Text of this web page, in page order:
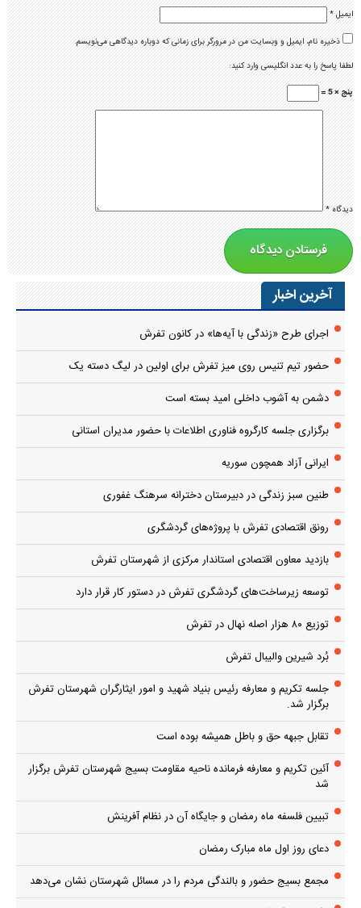
ایمیل*
ذخیره نام، ایمیل و وبسایت من در مرورگر برای زمانی که دوباره دیدگاهی می‌نویسم.
لطفا پاسخ را به عدد انگلیسی وارد کنید:
پنج × 5 =
دیدگاه*
آخرین اخبار
اجرای طرح «زندگی با آیه‌ها» در کانون تفرش
حضور تیم تنیس روی میز تفرش برای اولین در لیگ دسته یک
دشمن به آشوب داخلی امید بسته است
برگزاری جلسه کارگروه فناوری اطلاعات با حضور مدیران استانی
ایرانی آزاد همچون سوریه
طنین سبز زندگی در دبیرستان دخترانه سرهنگ غفوری
رونق اقتصادی تفرش با پروژه‌های گردشگری
بازدید معاون اقتصادی استاندار مرکزی از شهرستان تفرش
توسعه زیرساخت‌های گردشگری تفرش در دستور کار قرار دارد
توزیع ۸۰ هزار اصله نهال در تفرش
بُرد شیرین والیبال تفرش
جلسه تکریم و معارفه رئیس بنیاد شهید و امور ایثارگران شهرستان تفرش
برگزار شد.
تقابل جبهه حق و باطل همیشه بوده است
آئین تکریم و معارفه فرمانده ناحیه مقاومت بسیج شهرستان تفرش برگزار
شد
تبیین فلسفه ماه رمضان و جایگاه آن در نظام آفرینش
دعای روز اول ماه مبارک رمضان
مجمع بسیج حضور و بالندگی مردم را در مسائل شهرستان نشان می‌دهد